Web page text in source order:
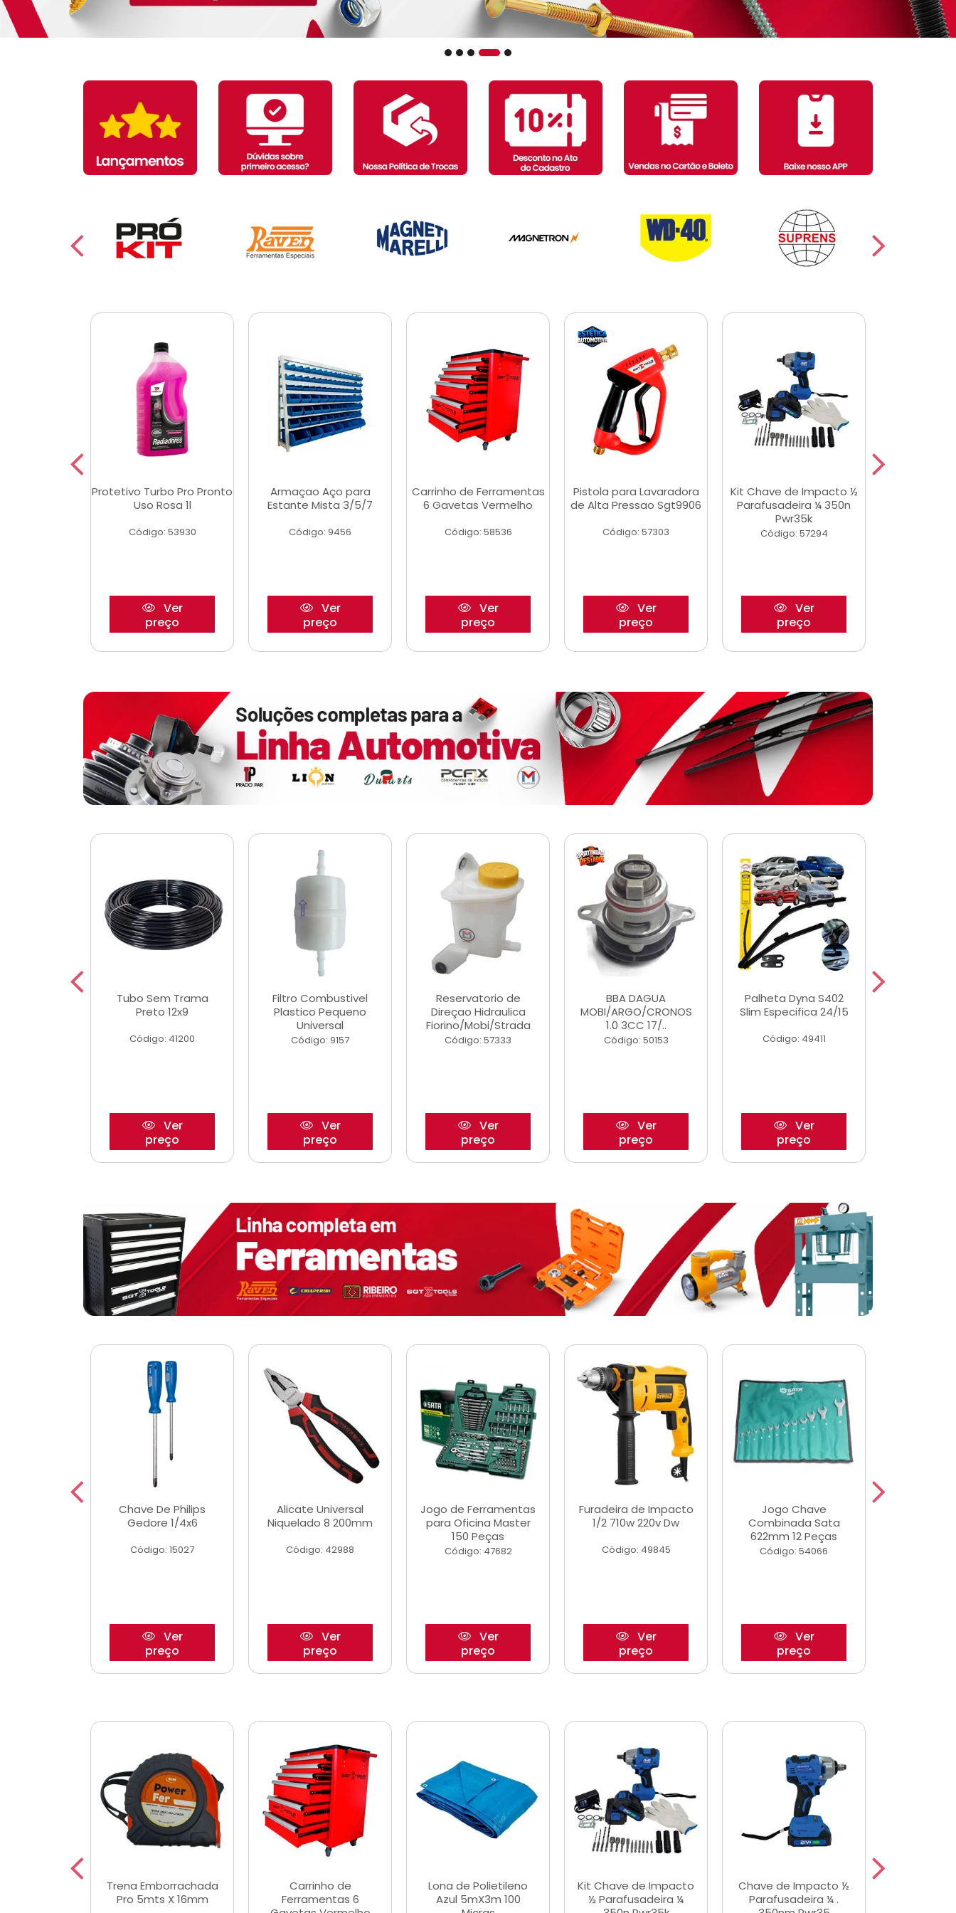
Protetivo Turbo Pro Pronto
Uso Rosa 1l
Código: 53930
Ver
preço
Armaçao Aço para
Estante Mista 3/5/7
Código: 9456
Ver
preço
Carrinho de Ferramentas
6 Gavetas Vermelho
Código: 58536
Ver
preço
Pistola para Lavaradora
de Alta Pressao Sgt9906
Código: 57303
Ver
preço
Kit Chave de Impacto ½
Parafusadeira ¼ 350n
Pwr35k
Código: 57294
Ver
preço
Tubo Sem Trama
Preto 12x9
Código: 41200
Ver
preço
Filtro Combustivel
Plastico Pequeno
Universal
Código: 9157
Ver
preço
Reservatorio de
Direçao Hidraulica
Fiorino/Mobi/Strada
Código: 57333
Ver
preço
BBA DAGUA
MOBI/ARGO/CRONOS
1.0 3CC 17/..
Código: 50153
Ver
preço
Palheta Dyna S402
Slim Especifica 24/15
Código: 49411
Ver
preço
Chave De Philips
Gedore 1/4x6
Código: 15027
Ver
preço
Alicate Universal
Niquelado 8 200mm
Código: 42988
Ver
preço
Jogo de Ferramentas
para Oficina Master
150 Peças
Código: 47682
Ver
preço
Furadeira de Impacto
1/2 710w 220v Dw
Código: 49845
Ver
preço
Jogo Chave
Combinada Sata
622mm 12 Peças
Código: 54066
Ver
preço
Trena Emborrachada
Pro 5mts X 16mm
Carrinho de
Ferramentas 6
Lona de Polietileno
Azul 5mX3m 100
Kit Chave de Impacto
½ Parafusadeira ¼
Chave de Impacto ½
Parafusadeira ¼ .